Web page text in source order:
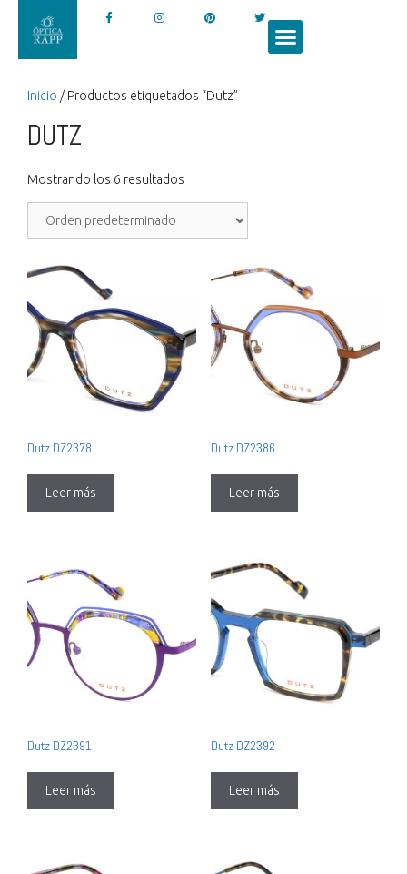
Inicio / Productos etiquetados “Dutz”
DUTZ
Mostrando los 6 resultados
Dutz DZ2378
Leer más
Dutz DZ2386
Leer más
Dutz DZ2391
Leer más
Dutz DZ2392
Leer más